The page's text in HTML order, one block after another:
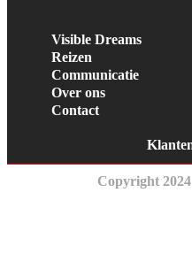
Visible Dreams
Reizen
Communicatie
Over ons
Contact
Copyright